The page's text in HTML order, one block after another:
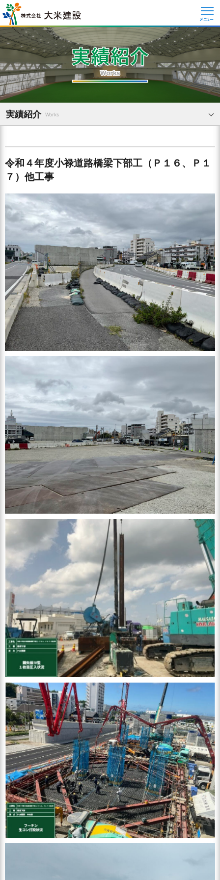
メニュー
実績紹介 Works
令和４年度小禄道路橋梁下部工（Ｐ１６、Ｐ１
７）他工事